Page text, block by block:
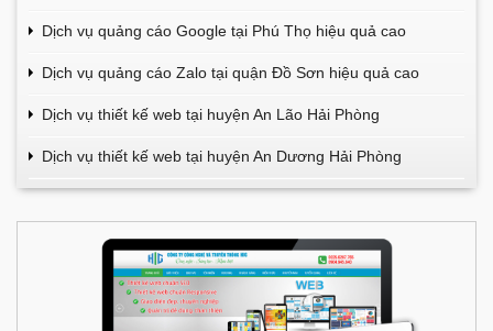
Dịch vụ quảng cáo Google tại Phú Thọ hiệu quả cao
Dịch vụ quảng cáo Zalo tại quận Đồ Sơn hiệu quả cao
Dịch vụ thiết kế web tại huyện An Lão Hải Phòng
Dịch vụ thiết kế web tại huyện An Dương Hải Phòng